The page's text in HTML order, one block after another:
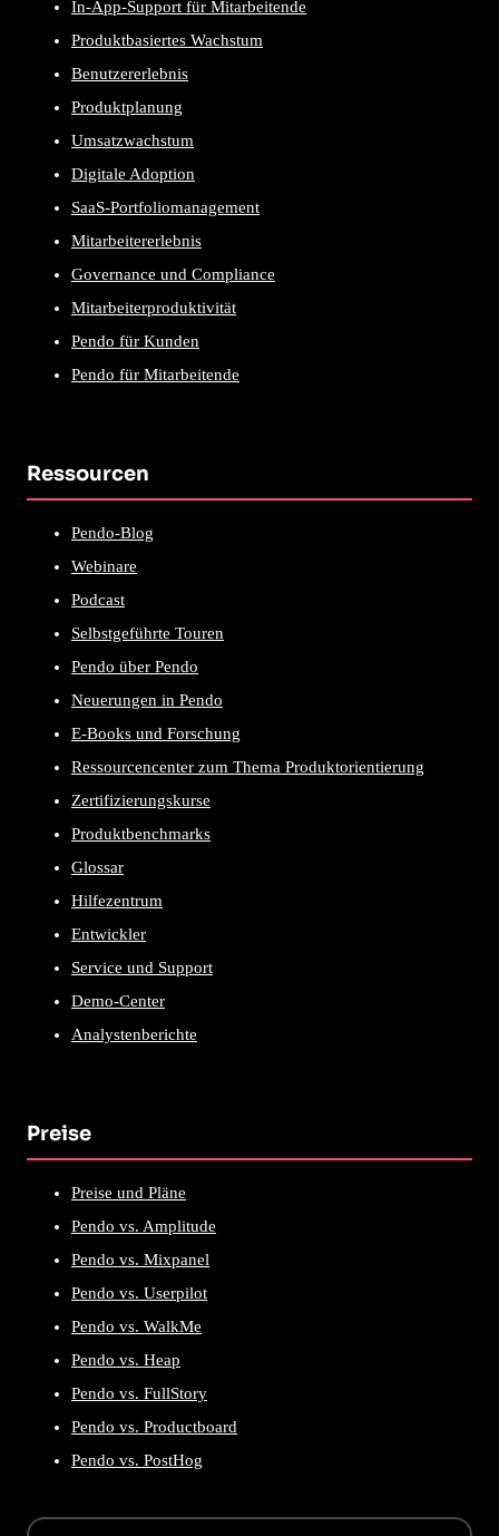
In-App-Support für Mitarbeitende
Produktbasiertes Wachstum
Benutzererlebnis
Produktplanung
Umsatzwachstum
Digitale Adoption
SaaS-Portfoliomanagement
Mitarbeitererlebnis
Governance und Compliance
Mitarbeiterproduktivität
Pendo für Kunden
Pendo für Mitarbeitende
Ressourcen
Pendo-Blog
Webinare
Podcast
Selbstgeführte Touren
Pendo über Pendo
Neuerungen in Pendo
E-Books und Forschung
Ressourcencenter zum Thema Produktorientierung
Zertifizierungskurse
Produktbenchmarks
Glossar
Hilfezentrum
Entwickler
Service und Support
Demo-Center
Analystenberichte
Preise
Preise und Pläne
Pendo vs. Amplitude
Pendo vs. Mixpanel
Pendo vs. Userpilot
Pendo vs. WalkMe
Pendo vs. Heap
Pendo vs. FullStory
Pendo vs. Productboard
Pendo vs. PostHog